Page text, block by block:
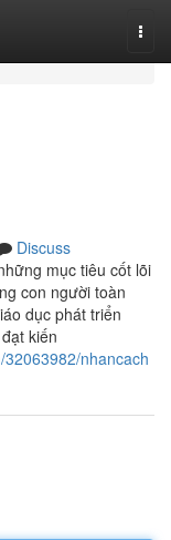
Discuss
mục tiêu cốt lõi
con người toàn
dục phát triển
kiến
nhancach